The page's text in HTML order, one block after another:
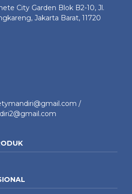
City Garden Blok B2-10, Jl.
Jakarta Barat, 11720
/